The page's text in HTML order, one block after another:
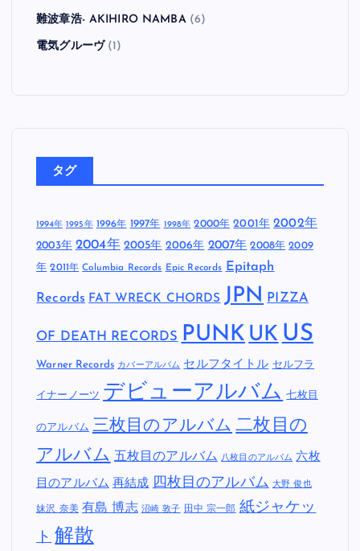
難波章浩- AKIHIRO NAMBA(6)
電気グルーヴ(1)
タグ
1994年 1995年 1996年 1997年 1998年 2000年 2001年 2002年
2003年 2004年 2005年 2006年 2007年 2008年 2009
年 2011年 Columbia Records Epic Records Epitaph
Records FAT WRECK CHORDS JPN PIZZA
OF DEATH RECORDS PUNK UK US
Warner Records カバーアルバム セルフタイトル セルフラ
イナーノーツ デビューアルバム 七枚目
のアルバム 三枚目のアルバム 二枚目の
アルバム 五枚目のアルバム 八枚目のアルバム 六枚
目のアルバム 再結成 四枚目のアルバム 大野 俊也
妹沢 奈美 有島 博志 沼崎 敦子 田中 宗一郎 紙ジャケッ
ト 解散